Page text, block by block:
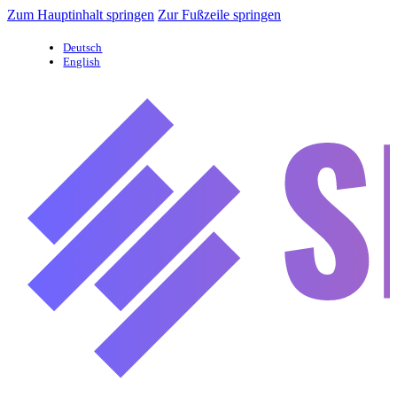
Zum Hauptinhalt springen Zur Fußzeile springen
Deutsch
English